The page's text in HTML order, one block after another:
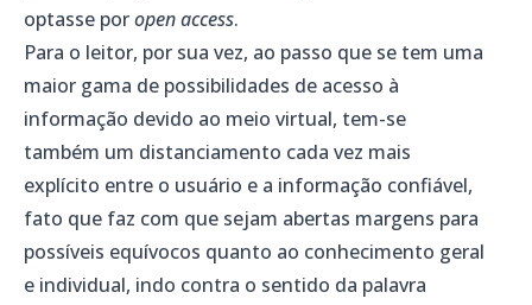
optasse poropen access.
Para o leitor, por sua vez, ao passo que se tem uma
maior gama de possibilidades de acesso à
informação devido ao meio virtual, tem-se
também um distanciamento cada vez mais
explícito entre o usuário e a informação confiável,
fato que faz com que sejam abertas margens para
possíveis equívocos quanto ao conhecimento geral
e individual, indo contra o sentido da palavra